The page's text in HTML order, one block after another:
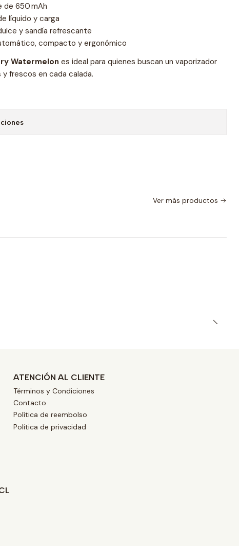
de 650 mAh
líquido y carga
y sandía refrescante
compacto y ergonómico
Watermelon es ideal para quienes buscan un vaporizador
frescos en cada calada.
Ver más productos
ATENCIÓN AL CLIENTE
Términos y Condiciones
Contacto
Política de reembolso
Política de privacidad